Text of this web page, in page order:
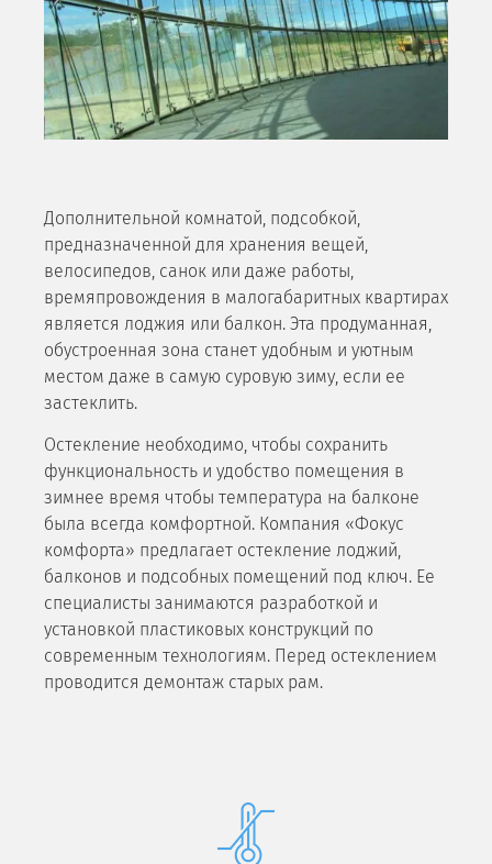
Дополнительной комнатой, подсобкой,
предназначенной для хранения вещей,
велосипедов, санок или даже работы,
времяпровождения в малогабаритных квартирах
является лоджия или балкон. Эта продуманная,
обустроенная зона станет удобным и уютным
местом даже в самую суровую зиму, если ее
застеклить.
Остекление необходимо, чтобы сохранить
функциональность и удобство помещения в
зимнее время чтобы температура на балконе
была всегда комфортной. Компания «Фокус
комфорта» предлагает остекление лоджий,
балконов и подсобных помещений под ключ. Ее
специалисты занимаются разработкой и
установкой пластиковых конструкций по
современным технологиям. Перед остеклением
проводится демонтаж старых рам.